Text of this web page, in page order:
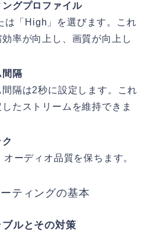
グプロファイル
は「High」を選びます。これ
率が向上し、画質が向上し
間隔
隔は2秒に設定します。これ
たストリームを維持できま
ーディオ品質を保ちます。
ティングの基本
ルとその対策